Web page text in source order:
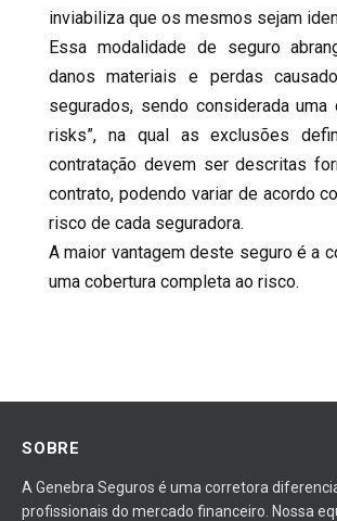
inviabiliza que os mesmos sejam
Essa modalidade de seguro
danos materiais e perdas
segurados, sendo considerada uma
risks”, na qual as exclusões
contratação devem ser descritas
contrato, podendo variar de acordo
risco de cada seguradora.
A maior vantagem deste seguro é a
uma cobertura completa ao risco.
SOBRE
A Genebra Seguros é uma corretora
profissionais do mercado financeiro. Nossa